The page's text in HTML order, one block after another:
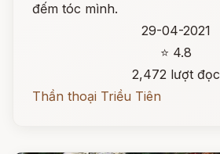
đếm tóc mình.
29-04-2021
⭐ 4.8
2,472 lượt đọc
Thần thoại Triều Tiên